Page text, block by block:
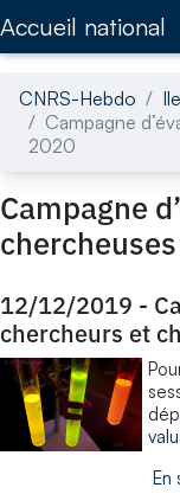
Accueil national
CNRS-Hebdo
Campagne
2020
Campagne
12/12/2019 -
chercheurs et
En